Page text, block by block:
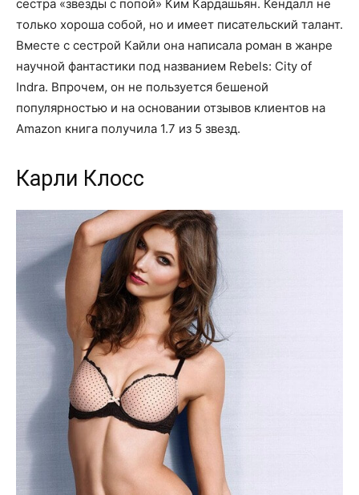
сестра «звезды с попой» Ким Кардашьян. Кендалл не
только хороша собой, но и имеет писательский талант.
Вместе с сестрой Кайли она написала роман в жанре
научной фантастики под названием Rebels: City of
Indra. Впрочем, он не пользуется бешеной
популярностью и на основании отзывов клиентов на
Amazon книга получила 1.7 из 5 звезд.
Карли Клосс